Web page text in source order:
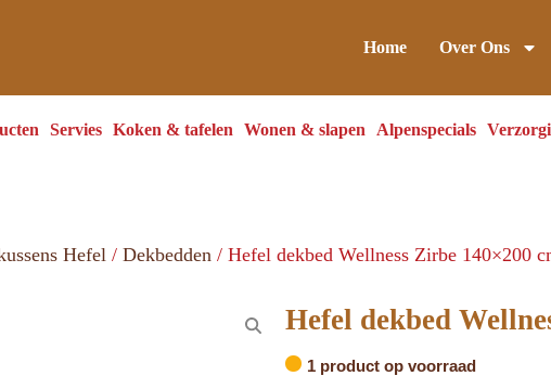
Home Over Ons
Servies Koken & tafelen Wonen & slapen Alpenspecials
Hefel / Dekbedden / Hefel dekbed Wellness Zirbe 140×200
Hefel dekbed
1 product op voorraad